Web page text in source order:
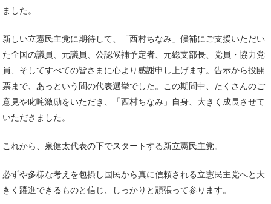
ました。
新しい立憲民主党に期待して、「西村ちなみ」候補にご支援いただい
た全国の議員、元議員、公認候補予定者、元総支部長、党員・協力党
員、そしてすべての皆さまに心より感謝申し上げます。告示から投開
票まで、あっという間の代表選挙でした。この期間中、たくさんのご
意見や叱咤激励をいただき、「西村ちなみ」自身、大きく成長させて
いただきました。
これから、泉健太代表の下でスタートする新立憲民主党。
必ずや多様な考えを包摂し国民から真に信頼される立憲民主党へと大
きく躍進できるものと信じ、しっかりと頑張って参ります。